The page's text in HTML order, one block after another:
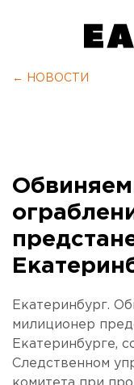
← НОВОСТИ
Екатеринбург.
милиционер
Екатеринбурге,
Следственном